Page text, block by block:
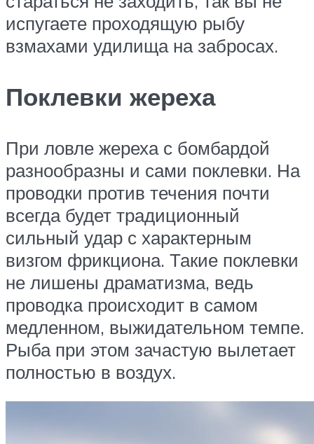
испугаете проходящую рыбу
взмахами удилища на забросах.
Поклевки жереха
При ловле жереха с бомбардой
разнообразны и сами поклевки. На
проводки против течения почти
всегда будет традиционный
сильный удар с характерным
визгом фрикциона. Такие поклевки
не лишены драматизма, ведь
проводка происходит в самом
медленном, выжидательном темпе.
Рыба при этом зачастую вылетает
полностью в воздух.